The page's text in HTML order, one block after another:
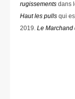
rugissements dans
Haut les pulls qui
2019. Le Marchand